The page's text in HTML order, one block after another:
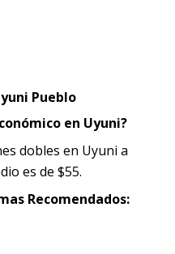
Pueblo
en Uyuni?
dobles en Uyuni a
es de $55.
Recomendados: